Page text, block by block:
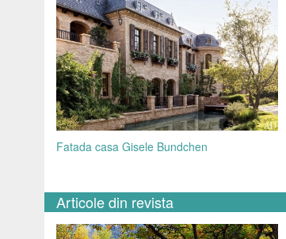
Fatada casa Gisele Bundchen
Articole din revista